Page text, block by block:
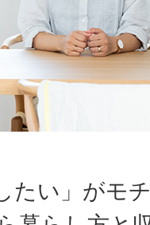
たい」がモ